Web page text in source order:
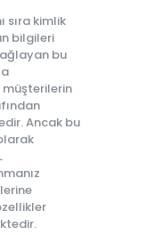
sıra kimlik
bilgileri
bu
Ancak bu